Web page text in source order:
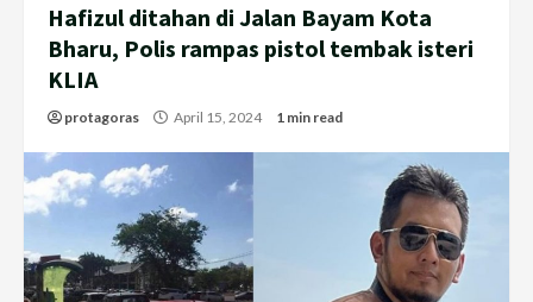
Hafizul ditahan di Jalan Bayam Kota
Bharu, Polis rampas pistol tembak isteri
KLIA
protagoras April 15, 2024 1 min read